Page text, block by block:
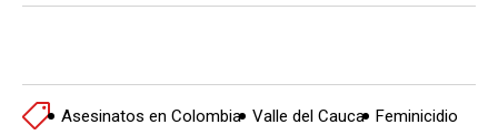
Asesinatos en Colombia Valle del Cauca Feminicidio